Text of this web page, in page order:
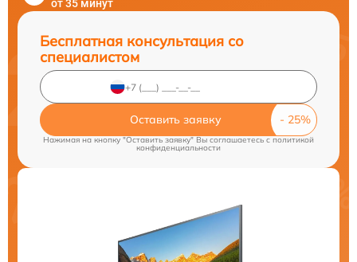
от 35 минут
Бесплатная консультация со
специалистом
Оставить заявку
Нажимая на кнопку "Оставить заявку" Вы соглашаетесь cполитикой
конфиденциальности